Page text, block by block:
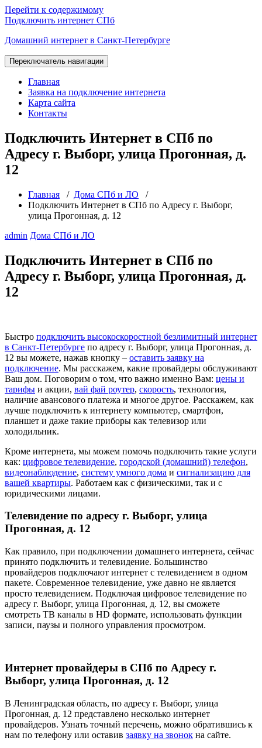
Перейти к содержимому
Подключить интернет СПб
Домашний интернет в Санкт-Петербурге
Переключатель навигации
Главная
Заявка на подключение интернета
Карта сайта
Контакты
Подключить Интернет в СПб по
Адресу г. Выборг, улица Прогонная, д.
12
Главная / Дома СПб и ЛО /
Подключить Интернет в СПб по Адресу г. Выборг,
улица Прогонная, д. 12
admin Дома СПб и ЛО
Подключить Интернет в СПб по
Адресу г. Выборг, улица Прогонная, д.
12
Быстро подключить высокоскоростной безлимитный интернет
в Санкт-Петербурге по адресу г. Выборг, улица Прогонная, д.
12 вы можете, нажав кнопку – оставить заявку на
подключение. Мы расскажем, какие провайдеры обслуживают
Ваш дом. Поговорим о том, что важно именно Вам: цены и
тарифы и акции, вай фай роутер, скорость, технология,
наличие авансового платежа и многое другое. Расскажем, как
лучше подключить к интернету компьютер, смартфон,
планшет и даже такие приборы как телевизор или
холодильник.
Кроме интернета, мы можем помочь подключить такие услуги
как: цифровое телевидение, городской (домашний) телефон,
видеонаблюдение, систему умного дома и сигнализацию для
вашей квартиры. Работаем как с физическими, так и с
юридическими лицами.
Телевидение по адресу г. Выборг, улица
Прогонная, д. 12
Как правило, при подключении домашнего интернета, сейчас
принято подключить и телевидение. Большинство
провайдеров подключают интернет с телевидением в одном
пакете. Современное телевидение, уже давно не является
просто телевидением. Подключая цифровое телевидение по
адресу г. Выборг, улица Прогонная, д. 12, вы сможете
смотреть ТВ каналы в HD формате, использовать функции
записи, паузы и полного управления просмотром.
Интернет провайдеры в СПб по Адресу г.
Выборг, улица Прогонная, д. 12
В Ленинградская область, по адресу г. Выборг, улица
Прогонная, д. 12 представлено несколько интернет
провайдеров. Узнать точный перечень, можно обратившись к
нам по телефону или оставив заявку на звонок на сайте.